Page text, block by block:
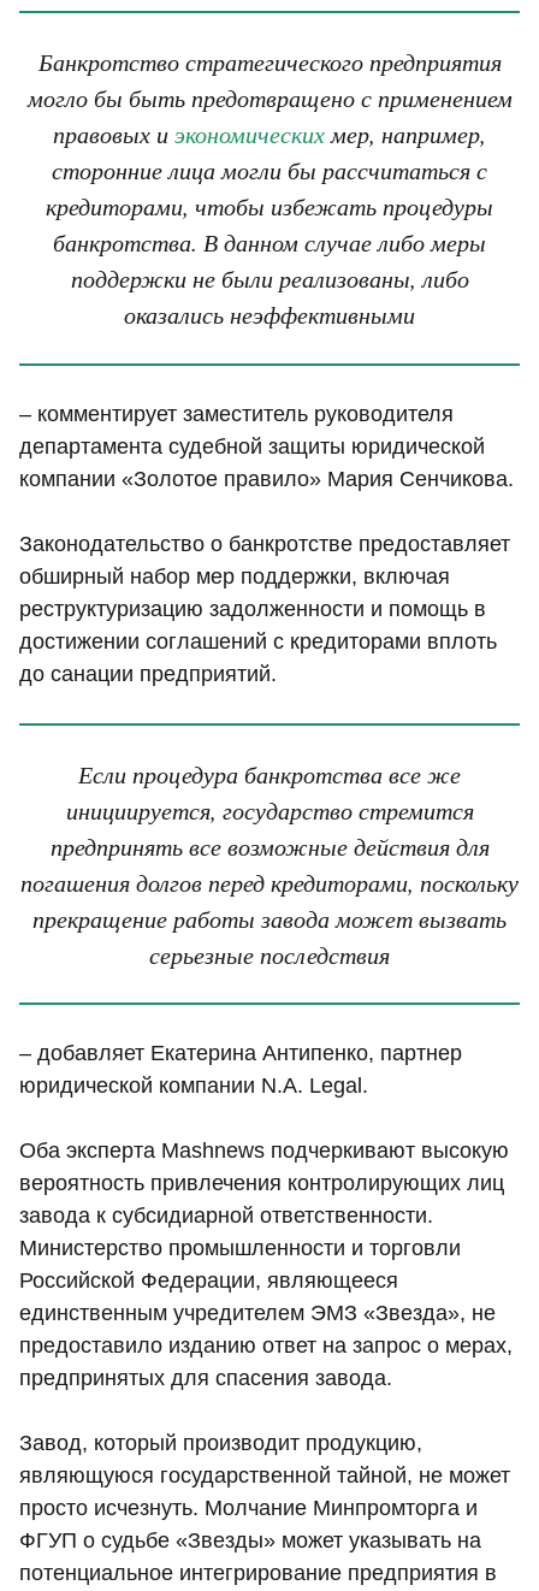
Банкротство стратегического предприятия
могло бы быть предотвращено с применением
правовых иэкономическихмер, например,
сторонние лица могли бы рассчитаться с
кредиторами, чтобы избежать процедуры
банкротства. В данном случае либо меры
поддержки не были реализованы, либо
оказались неэффективными
– комментирует заместитель руководителя
департамента судебной защиты юридической
компании «Золотое правило» Мария Сенчикова.
Законодательство о банкротстве предоставляет
обширный набор мер поддержки, включая
реструктуризацию задолженности и помощь в
достижении соглашений с кредиторами вплоть
до санации предприятий.
Если процедура банкротства все же
инициируется, государство стремится
предпринять все возможные действия для
погашения долгов перед кредиторами, поскольку
прекращение работы завода может вызвать
серьезные последствия
– добавляет Екатерина Антипенко, партнер
юридической компании N.A. Legal.
Оба эксперта Mashnews подчеркивают высокую
вероятность привлечения контролирующих лиц
завода к субсидиарной ответственности.
Министерство промышленности и торговли
Российской Федерации, являющееся
единственным учредителем ЭМЗ «Звезда», не
предоставило изданию ответ на запрос о мерах,
предпринятых для спасения завода.
Завод, который производит продукцию,
являющуюся государственной тайной, не может
просто исчезнуть. Молчание Минпромторга и
ФГУП о судьбе «Звезды» может указывать на
потенциальное интегрирование предприятия в